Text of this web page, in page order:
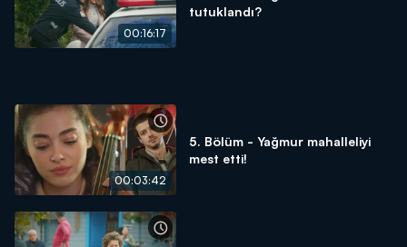
00:16:17
tutuklandı?
00:03:42
5. Bölüm - Yağmur mahalleliyi
mest etti!